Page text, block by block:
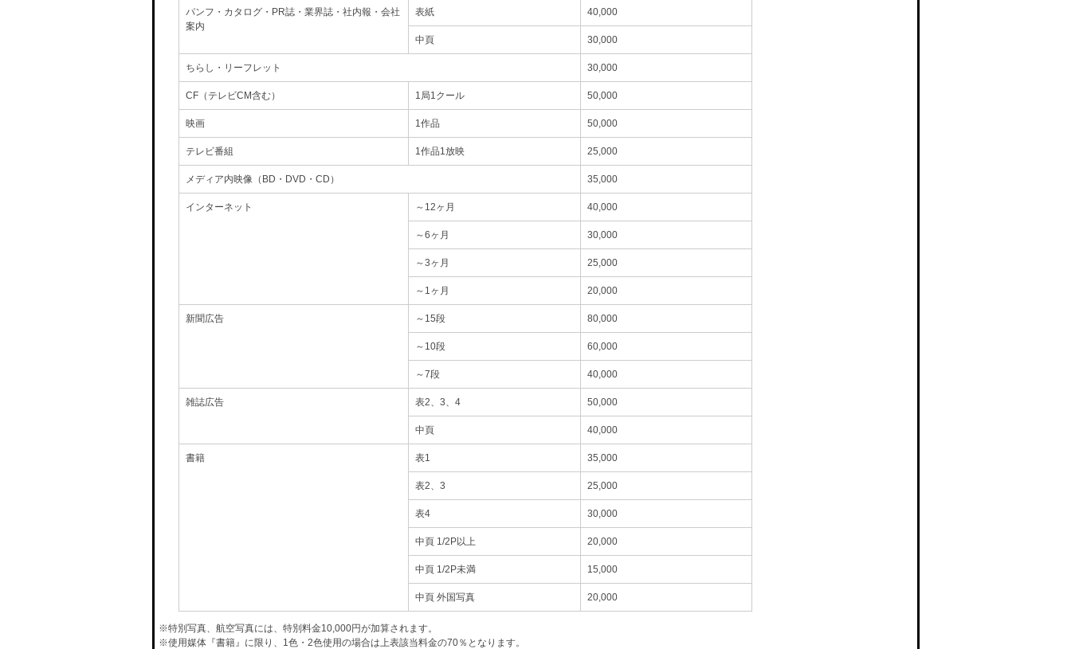
パンフ・カタログ・PR誌・業界誌・社内報・会社
案内
表紙 40,000
中頁 30,000
ちらし・リーフレット 30,000
CF（テレビCM含む） 1局1クール 50,000
映画 1作品 50,000
テレビ番組 1作品1放映 25,000
メディア内映像（BD・DVD・CD） 35,000
インターネット ～12ヶ月 40,000
～6ヶ月 30,000
～3ヶ月 25,000
～1ヶ月 20,000
新聞広告 ～15段 80,000
～10段 60,000
～7段 40,000
雑誌広告 表2、3、4 50,000
中頁 40,000
書籍 表1 35,000
表2、3 25,000
表4 30,000
中頁 1/2P以上 20,000
中頁 1/2P未満 15,000
中頁 外国写真 20,000
※特別写真、航空写真には、特別料金10,000円が加算されます。
※使用媒体『書籍』に限り、1色・2色使用の場合は上表該当料金の70％となります。